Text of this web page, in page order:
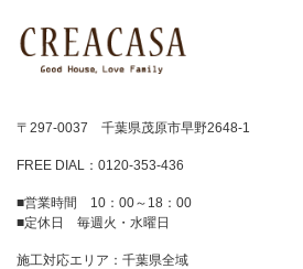
〒297-0037 千葉県茂原市早野2648-1
FREE DIAL：0120-353-436
■営業時間 10：00～18：00
■定休日 毎週火・水曜日
施工対応エリア：千葉県全域